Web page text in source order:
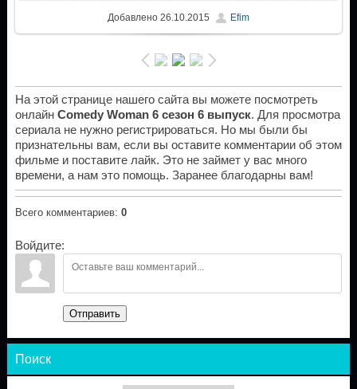
Добавлено26.10.2015 Efim
На этой странице нашего сайта вы можете посмотреть
онлайн Comedy Woman 6 сезон 6 выпуск. Для просмотра
сериала не нужно регистрироваться. Но мы были бы
признательны вам, если вы оставите комментарии об этом
фильме и поставите лайк. Это не займет у вас много
времени, а нам это помощь. Заранее благодарны вам!
Всего комментариев: 0
Войдите:
Отправить
Поиск